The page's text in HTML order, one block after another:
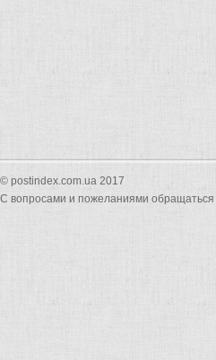
© postindex.com.ua 2017
С вопросами и пожеланиями обращаться